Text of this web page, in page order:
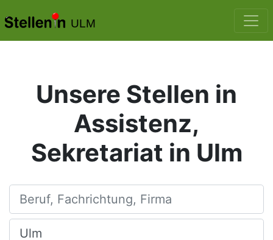
ULM
Unsere Stellen in
Assistenz,
Sekretariat in Ulm
Beruf, Fachrichtung, Firma
Ort, Stadt